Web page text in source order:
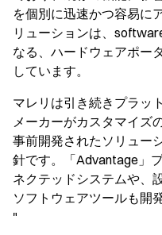
を個別に迅速かつ容易に
リューションは、
なる、ハードウェアポー
しています。
マレリは引き続きプラッ
メーカーがカスタマイズ
事前開発されたソリュー
針です。「Advantage」
ネクテッドシステムや、
ソフトウェアツールも開
"